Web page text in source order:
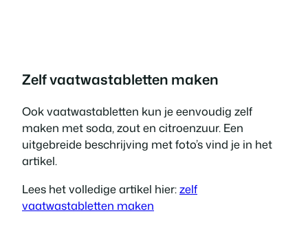
Zelf vaatwastabletten maken
Ook vaatwastabletten kun je eenvoudig zelf
maken met soda, zout en citroenzuur. Een
uitgebreide beschrijving met foto’s vind je in het
artikel.
Lees het volledige artikel hier:zelf
vaatwastabletten maken